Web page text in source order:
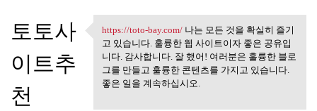
토토사
이트추
천
https://toto-bay.com/ 나는 모든
https://toto-bay.com/나는 모든 것을 확실히 즐기
고 있습니다. 훌륭한 웹 사이트이자 좋은 공유입
니다. 감사합니다. 잘 했어! 여러분은 훌륭한 블로
그를 만들고 훌륭한 콘텐츠를 가지고 있습니다.
좋은 일을 계속하십시오.